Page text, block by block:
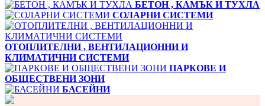
БЕТОН , КАМЪК И ТУХЛА
СОЛАРНИ СИСТЕМИ
ОТОПЛИТЕЛНИ , ВЕНТИЛАЦИОННИ И
КЛИМАТИЧНИ СИСТЕМИ
ПАРКОВЕ И
ОБЩЕСТВЕНИ ЗОНИ
БАСЕЙНИ